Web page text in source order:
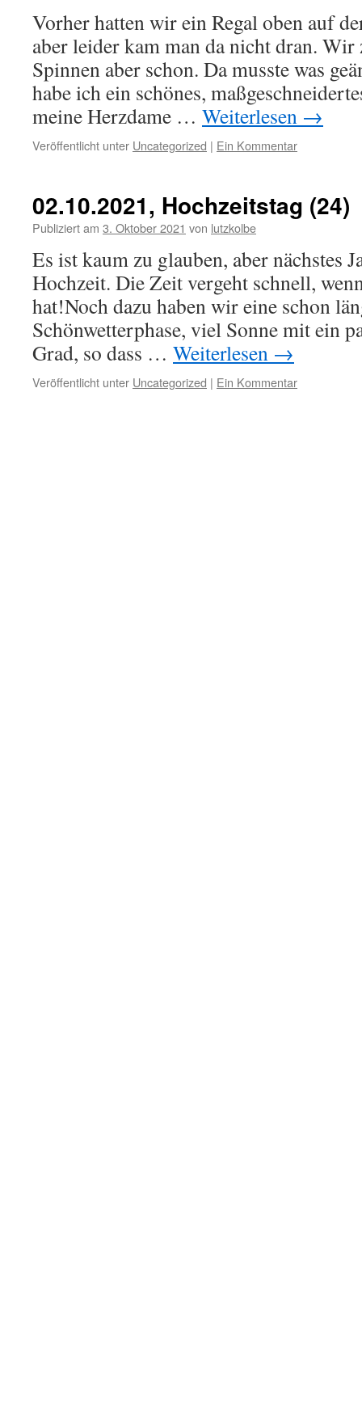
Vorher hatten wir ein Regal oben auf
aber leider kam man da nicht dran.
Spinnen aber schon. Da musste was
habe ich ein schönes,
meine Herzdame … Weiterlesen →
Veröffentlicht unter Uncategorized | Ein Kommentar
02.10.2021, Hochzeitstag (24)
Publiziert am 3. Oktober 2021 von lutzkolbe
Es ist kaum zu glauben, aber nächstes
Hochzeit. Die Zeit vergeht schnell,
hat!Noch dazu haben wir eine schon
Schönwetterphase, viel Sonne mit ein
Grad, so dass … Weiterlesen →
Veröffentlicht unter Uncategorized | Ein Kommentar